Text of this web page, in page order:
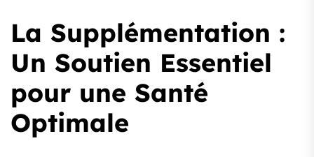
La Supplémentation :
Un Soutien Essentiel
pour une Santé
Optimale